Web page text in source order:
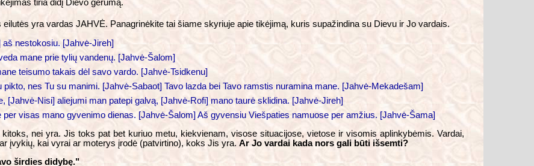
tiria didį Dievo gerumą.
yra vardas JAHVĖ. Panagrinėkite tai šiame skyriuje apie tikėjimą, kuris supažindina su Dievu ir Jo vardais.
nestokosiu. [Jahvė-Jireh]
mane prie tylių vandenų. [Jahvė-Šalom]
teisumo takais dėl savo vardo. [Jahvė-Tsidkenu]
nes Tu su manimi. [Jahvė-Sabaot] Tavo lazda bei Tavo ramstis nuramina mane. [Jahvė-Mekadešam]
[Jahvė-Nisi] aliejumi man patepi galvą, [Jahvė-Rofi] mano taurė sklidina. [Jahvė-Jireh]
visas mano gyvenimo dienas. [Jahvė-Šalom] Aš gyvensiu Viešpaties namuose per amžius. [Jahvė-Šama]
kitoks, nei yra. Jis toks pat bet kuriuo metu, kiekvienam, visose situacijose, vietose ir visomis aplinkybėmis. Vardai,
įvykių, kai vyrai ar moterys įrodė (patvirtino), koks Jis yra. Ar Jo vardai kada nors gali būti išsemti?
širdies didybę."